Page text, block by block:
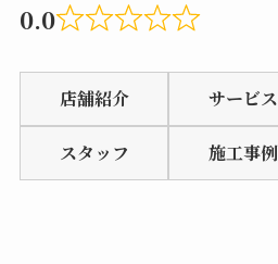
0.0
Rated
0.0
out
5
店舗紹介 サービス
スタッフ 施工事例